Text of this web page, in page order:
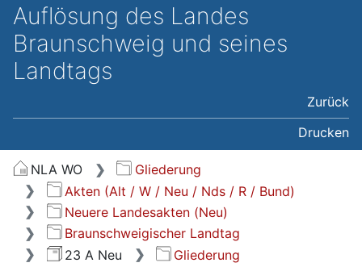
Auflösung des Landes
Braunschweig und seines
Landtags
Zurück
Drucken
NLA WO
Gliederung
Akten (Alt / W / Neu / Nds / R / Bund)
Neuere Landesakten (Neu)
Braunschweigischer Landtag
23 A Neu
Gliederung